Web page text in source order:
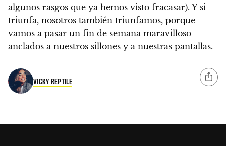
algunos rasgos que ya hemos visto fracasar). Y si
triunfa, nosotros también triunfamos, porque
vamos a pasar un fin de semana maravilloso
anclados a nuestros sillones y a nuestras pantallas.
VICKY REPTILE